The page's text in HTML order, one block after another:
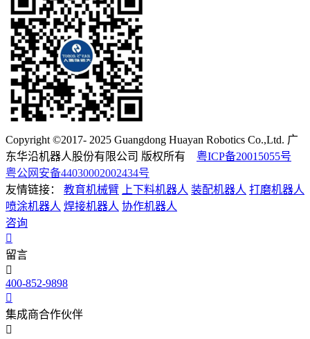
Copyright ©2017- 2025 Guangdong Huayan Robotics Co.,Ltd. 广
东华沿机器人股份有限公司 版权所有 粤ICP备20015055号
粤公网安备44030002002434号
友情链接：
教育机械臂 上下料机器人 装配机器人 打磨机器人
喷涂机器人 焊接机器人 协作机器人
咨询
留言
400-852-9898
集成商合作伙伴